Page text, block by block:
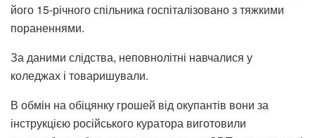
його 15-річного спільника госпіталізовано з тяжкими
пораненнями.
За даними слідства, неповнолітні навчалися у
коледжах і товаришували.
В обмін на обіцянку грошей від окупантів вони за
інструкцією російського куратора виготовили